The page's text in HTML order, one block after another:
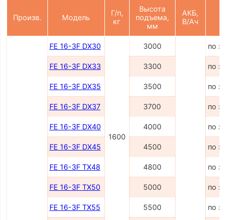
Произв. Модель
Г/п,
кг
Высота
подъема,
мм
АКБ,
В/Ач
FE 16-3F DX30
1600
3000 по
FE 16-3F DX33 3300 по
FE 16-3F DX35 3500 по
FE 16-3F DX37 3700 по
FE 16-3F DX40 4000 по
FE 16-3F DX45 4500 по
FE 16-3F TX48 4800 по
FE 16-3F TX50 5000 по
FE 16-3F TX55 5500 по